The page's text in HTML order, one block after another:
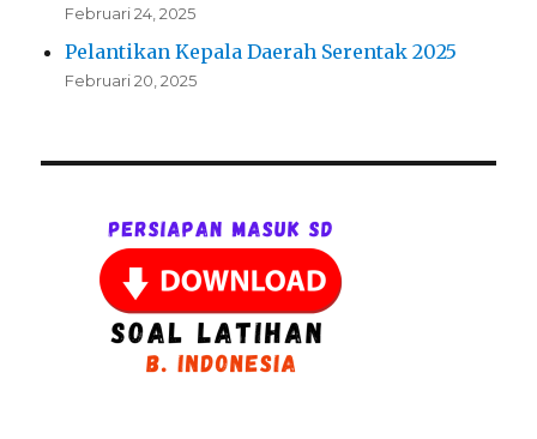
Februari 24, 2025
Pelantikan Kepala Daerah Serentak 2025
Februari 20, 2025